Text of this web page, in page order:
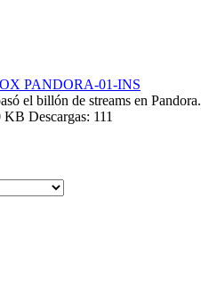
PANDORA-01-INS
el billón de streams en
KB Descargas: 111